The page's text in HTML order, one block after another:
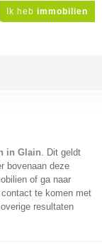
Ik heb immobilien
in Glain. Dit geldt
bovenaan deze
of ga naar
te komen met
resultaten